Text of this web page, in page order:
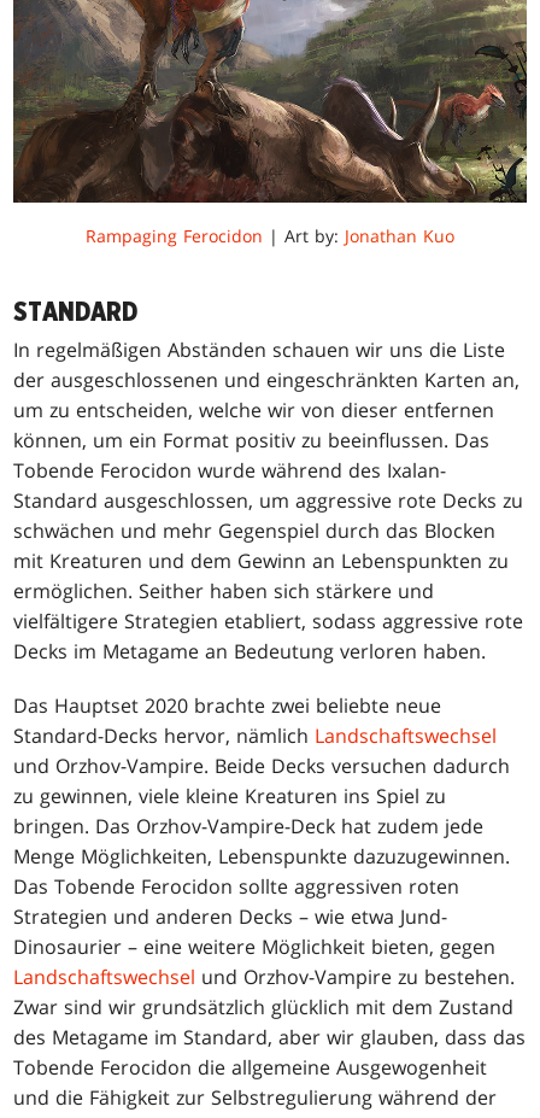
Rampaging Ferocidon | Art by: Jonathan Kuo
STANDARD
In regelmäßigen Abständen schauen wir uns die Liste
der ausgeschlossenen und eingeschränkten Karten an,
um zu entscheiden, welche wir von dieser entfernen
können, um ein Format positiv zu beeinflussen. Das
Tobende Ferocidon wurde während des Ixalan-
Standard ausgeschlossen, um aggressive rote Decks zu
schwächen und mehr Gegenspiel durch das Blocken
mit Kreaturen und dem Gewinn an Lebenspunkten zu
ermöglichen. Seither haben sich stärkere und
vielfältigere Strategien etabliert, sodass aggressive rote
Decks im Metagame an Bedeutung verloren haben.
Das Hauptset 2020 brachte zwei beliebte neue
Standard-Decks hervor, nämlich Landschaftswechsel
und Orzhov-Vampire. Beide Decks versuchen dadurch
zu gewinnen, viele kleine Kreaturen ins Spiel zu
bringen. Das Orzhov-Vampire-Deck hat zudem jede
Menge Möglichkeiten, Lebenspunkte dazuzugewinnen.
Das Tobende Ferocidon sollte aggressiven roten
Strategien und anderen Decks – wie etwa Jund-
Dinosaurier – eine weitere Möglichkeit bieten, gegen
Landschaftswechsel und Orzhov-Vampire zu bestehen.
Zwar sind wir grundsätzlich glücklich mit dem Zustand
des Metagame im Standard, aber wir glauben, dass das
Tobende Ferocidon die allgemeine Ausgewogenheit
und die Fähigkeit zur Selbstregulierung während der